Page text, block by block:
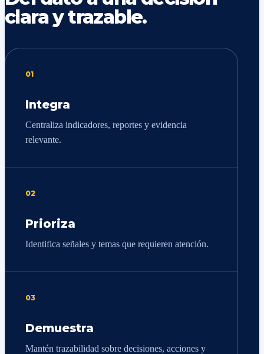
clara y trazable.
01
Integra
Centraliza indicadores, reportes y evidencia
relevante.
02
Prioriza
Identifica señales y temas que requieren atención.
03
Demuestra
Mantén trazabilidad sobre decisiones, acciones y